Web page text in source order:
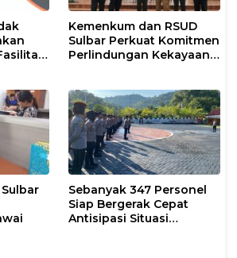
Kemenkum dan RSUD
Sulbar Perkuat Komitmen
Perlindungan Kekayaan
Sebanyak 347 Personel
Siap Bergerak Cepat
Antisipasi Situasi